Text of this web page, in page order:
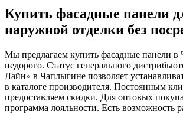
Купить фасадные панели
наружной отделки без
Мы предлагаем купить фасадные панели в
недорого. Статус генерального
Лайн» в Чаплыгине позволяет
в каталоге производителя. Постоянным
предоставляем скидки. Для оптовых
программа лояльности. Есть возможность